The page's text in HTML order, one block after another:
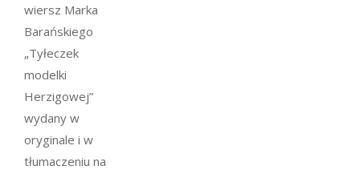
wiersz Marka
Barańskiego
„Tyłeczek
modelki
Herzigowej”
wydany w
oryginale i w
tłumaczeniu na